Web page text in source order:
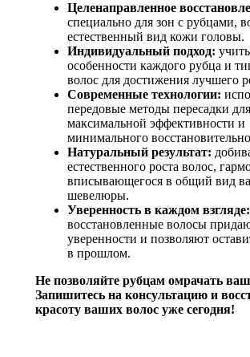
Целенаправленное
специально для зон с рубцами,
естественный вид кожи головы.
Индивидуальный подход:
особенности каждого рубца и
волос для достижения лучшего
Современные технологии:
передовые методы пересадки для
максимальной эффективности и
минимального
Натуральный результат:
естественного роста волос,
вписывающегося в общий вид
шевелюры.
Уверенность в каждом взгляде:
восстановленные волосы
уверенности и позволяют
в прошлом.
Не позволяйте рубцам омрачать
Запишитесь на консультацию и
красоту ваших волос уже сегодня!